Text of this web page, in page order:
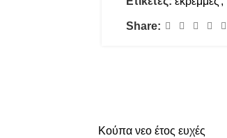
Share:
Κούπα νεο έτος ευχές